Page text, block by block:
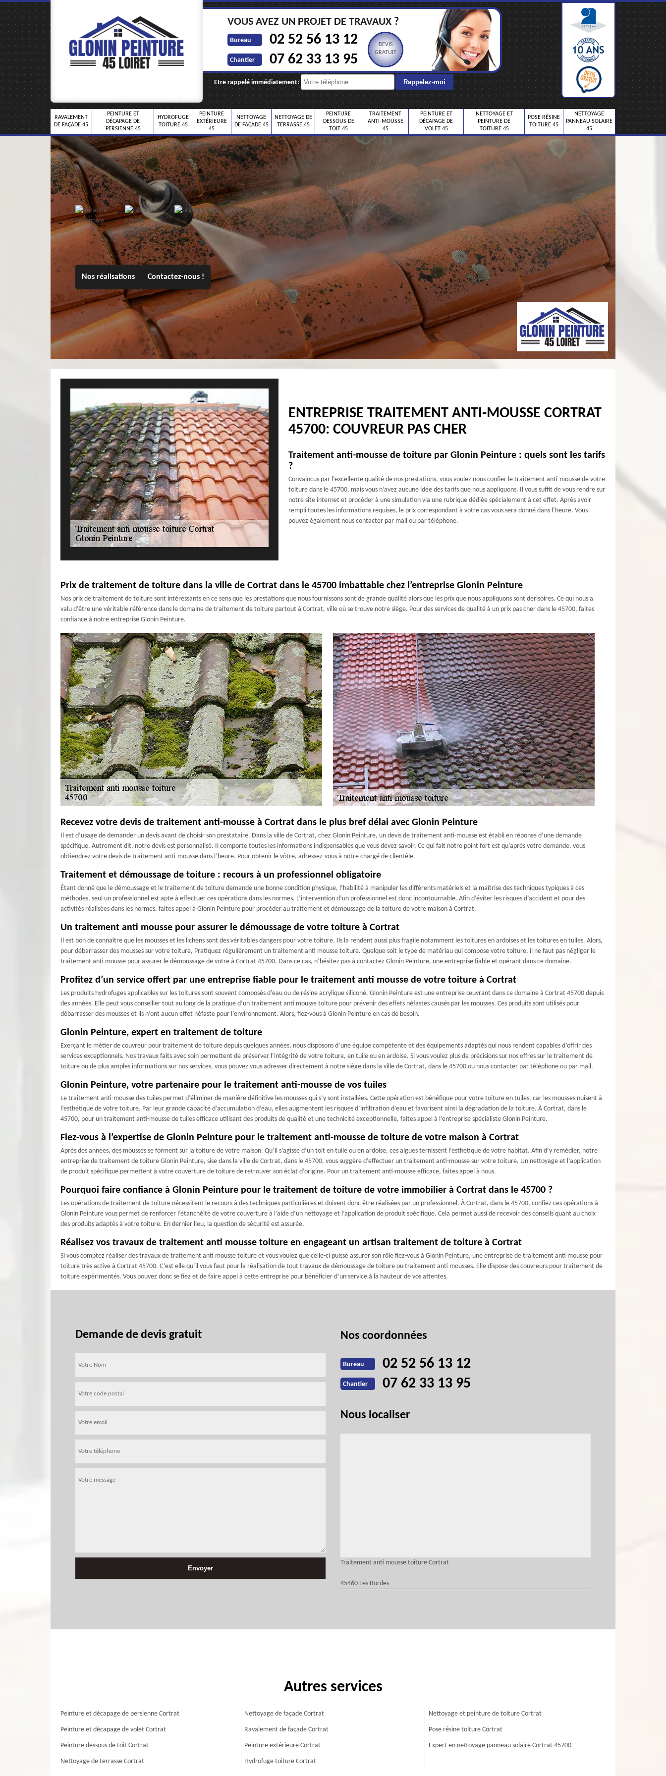
VOUS AVEZ UN PROJET DE TRAVAUX ?
Bureau 02 52 56 13 12
Chantier 07 62 33 13 95
DEVIS
GRATUIT
Etre rappelé immédiatement:
RAVALEMENT
DE FAÇADE 45
PEINTURE ET
DÉCAPAGE DE
PERSIENNE 45
HYDROFUGE
TOITURE 45
PEINTURE
EXTÉRIEURE
45
NETTOYAGE
DE FAÇADE 45
NETTOYAGE DE
TERRASSE 45
PEINTURE
DESSOUS DE
TOIT 45
TRAITEMENT
ANTI-MOUSSE
45
PEINTURE ET
DÉCAPAGE DE
VOLET 45
NETTOYAGE ET
PEINTURE DE
TOITURE 45
POSE RÉSINE
TOITURE 45
NETTOYAGE
PANNEAU SOLAIRE
45
Nos réalisations Contactez-nous !
ENTREPRISE TRAITEMENT ANTI-MOUSSE CORTRAT
45700: COUVREUR PAS CHER
Traitement anti-mousse de toiture par Glonin Peinture : quels sont les tarifs
?
Convaincus par l’excellente qualité de nos prestations, vous voulez nous confier le traitement anti-mousse de votre
toiture dans le 45700, mais vous n’avez aucune idée des tarifs que nous appliquons. Il vous suffit de vous rendre sur
notre site internet et procéder à une simulation via une rubrique dédiée spécialement à cet effet. Après avoir
rempli toutes les informations requises, le prix correspondant à votre cas vous sera donné dans l’heure. Vous
pouvez également nous contacter par mail ou par téléphone.
Prix de traitement de toiture dans la ville de Cortrat dans le 45700 imbattable chez l’entreprise Glonin Peinture
Nos prix de traitement de toiture sont intéressants en ce sens que les prestations que nous fournissons sont de grande qualité alors que les prix que nous appliquons sont dérisoires. Ce qui nous a
valu d’être une véritable référence dans le domaine de traitement de toiture partout à Cortrat, ville où se trouve notre siège. Pour des services de qualité à un prix pas cher dans le 45700, faites
confiance à notre entreprise Glonin Peinture.
Recevez votre devis de traitement anti-mousse à Cortrat dans le plus bref délai avec Glonin Peinture
Il est d’usage de demander un devis avant de choisir son prestataire. Dans la ville de Cortrat, chez Glonin Peinture, un devis de traitement anti-mousse est établi en réponse d’une demande
spécifique. Autrement dit, notre devis est personnalisé. Il comporte toutes les informations indispensables que vous devez savoir. Ce qui fait notre point fort est qu’après votre demande, vous
obtiendrez votre devis de traitement anti-mousse dans l’heure. Pour obtenir le vôtre, adressez-vous à notre chargé de clientèle.
Traitement et démoussage de toiture : recours à un professionnel obligatoire
Étant donné que le démoussage et le traitement de toiture demande une bonne condition physique, l’habilité à manipuler les différents matériels et la maîtrise des techniques typiques à ces
méthodes, seul un professionnel est apte à effectuer ces opérations dans les normes. L’intervention d’un professionnel est donc incontournable. Afin d’éviter les risques d’accident et pour des
activités réalisées dans les normes, faites appel à Glonin Peinture pour procéder au traitement et démoussage de la toiture de votre maison à Cortrat.
Un traitement anti mousse pour assurer le démoussage de votre toiture à Cortrat
Il est bon de connaître que les mousses et les lichens sont des véritables dangers pour votre toiture. Ils la rendent aussi plus fragile notamment les toitures en ardoises et les toitures en tuiles. Alors,
pour débarrasser des mousses sur votre toiture, Pratiquez régulièrement un traitement anti mousse toiture. Quelque soit le type de matériau qui compose votre toiture, il ne faut pas négliger le
traitement anti mousse pour assurer le démoussage de votre à Cortrat 45700. Dans ce cas, n’hésitez pas à contactez Glonin Peinture, une entreprise fiable et opérant dans ce domaine.
Profitez d’un service offert par une entreprise fiable pour le traitement anti mousse de votre toiture à Cortrat
Les produits hydrofuges applicables sur les toitures sont souvent composés d'eau ou de résine acrylique siliconé. Glonin Peinture est une entreprise œuvrant dans ce domaine à Cortrat 45700 depuis
des années. Elle peut vous conseiller tout au long de la pratique d’un traitement anti mousse toiture pour prévenir des effets néfastes causés par les mousses. Ces produits sont utilisés pour
débarrasser des mousses et ils n’ont aucun effet néfaste pour l’environnement. Alors, fiez-vous à Glonin Peinture en cas de besoin.
Glonin Peinture, expert en traitement de toiture
Exerçant le métier de couvreur pour traitement de toiture depuis quelques années, nous disposons d’une équipe compétente et des équipements adaptés qui nous rendent capables d’offrir des
services exceptionnels. Nos travaux faits avec soin permettent de préserver l’intégrité de votre toiture, en tuile ou en ardoise. Si vous voulez plus de précisions sur nos offres sur le traitement de
toiture ou de plus amples informations sur nos services, vous pouvez vous adresser directement à notre siège dans la ville de Cortrat, dans le 45700 ou nous contacter par téléphone ou par mail.
Glonin Peinture, votre partenaire pour le traitement anti-mousse de vos tuiles
Le traitement anti-mousse des tuiles permet d’éliminer de manière définitive les mousses qui s’y sont installées. Cette opération est bénéfique pour votre toiture en tuiles, car les mousses nuisent à
l’esthétique de votre toiture. Par leur grande capacité d’accumulation d’eau, elles augmentent les risques d’infiltration d’eau et favorisent ainsi la dégradation de la toiture. À Cortrat, dans le
45700, pour un traitement anti-mousse de tuiles efficace utilisant des produits de qualité et une technicité exceptionnelle, faites appel à l’entreprise spécialiste Glonin Peinture.
Fiez-vous à l’expertise de Glonin Peinture pour le traitement anti-mousse de toiture de votre maison à Cortrat
Après des années, des mousses se forment sur la toiture de votre maison. Qu’il s’agisse d’un toit en tuile ou en ardoise, ces algues ternissent l’esthétique de votre habitat. Afin d’y remédier, notre
entreprise de traitement de toiture Glonin Peinture, sise dans la ville de Cortrat, dans le 45700, vous suggère d’effectuer un traitement anti-mousse sur votre toiture. Un nettoyage et l’application
de produit spécifique permettent à votre couverture de toiture de retrouver son éclat d’origine. Pour un traitement anti-mousse efficace, faites appel à nous.
Pourquoi faire confiance à Glonin Peinture pour le traitement de toiture de votre immobilier à Cortrat dans le 45700 ?
Les opérations de traitement de toiture nécessitent le recours à des techniques particulières et doivent donc être réalisées par un professionnel. À Cortrat, dans le 45700, confiez ces opérations à
Glonin Peinture vous permet de renforcer l’étanchéité de votre couverture à l’aide d’un nettoyage et l’application de produit spécifique. Cela permet aussi de recevoir des conseils quant au choix
des produits adaptés à votre toiture. En dernier lieu, la question de sécurité est assurée.
Réalisez vos travaux de traitement anti mousse toiture en engageant un artisan traitement de toiture à Cortrat
Si vous comptez réaliser des travaux de traitement anti mousse toiture et vous voulez que celle-ci puisse assurer son rôle fiez-vous à Glonin Peinture, une entreprise de traitement anti mousse pour
toiture très active à Cortrat 45700. C’est elle qu’il vous faut pour la réalisation de tout travaux de démoussage de toiture ou traitement anti mousses. Elle dispose des couvreurs pour traitement de
toiture expérimentés. Vous pouvez donc se fiez et de faire appel à cette entreprise pour bénéficier d’un service à la hauteur de vos attentes.
Demande de devis gratuit Nos coordonnées
Bureau 02 52 56 13 12
Chantier 07 62 33 13 95
Nous localiser
Traitement anti mousse toiture Cortrat
45460 Les Bordes
Autres services
Peinture et décapage de persienne Cortrat
Peinture et décapage de volet Cortrat
Peinture dessous de toit Cortrat
Nettoyage de terrasse Cortrat
Nettoyage de façade Cortrat
Ravalement de façade Cortrat
Peinture extérieure Cortrat
Hydrofuge toiture Cortrat
Nettoyage et peinture de toiture Cortrat
Pose résine toiture Cortrat
Expert en nettoyage panneau solaire Cortrat 45700